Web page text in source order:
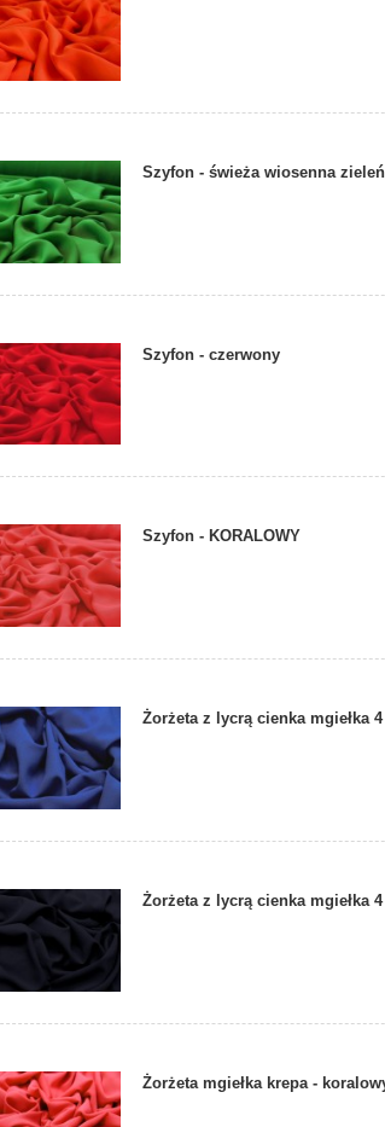
Szyfon - świeża wiosenna zieleń
Szyfon - czerwony
Szyfon - KORALOWY
Żorżeta z lycrą cienka mgiełka
Żorżeta z lycrą cienka mgiełka
Żorżeta mgiełka krepa -